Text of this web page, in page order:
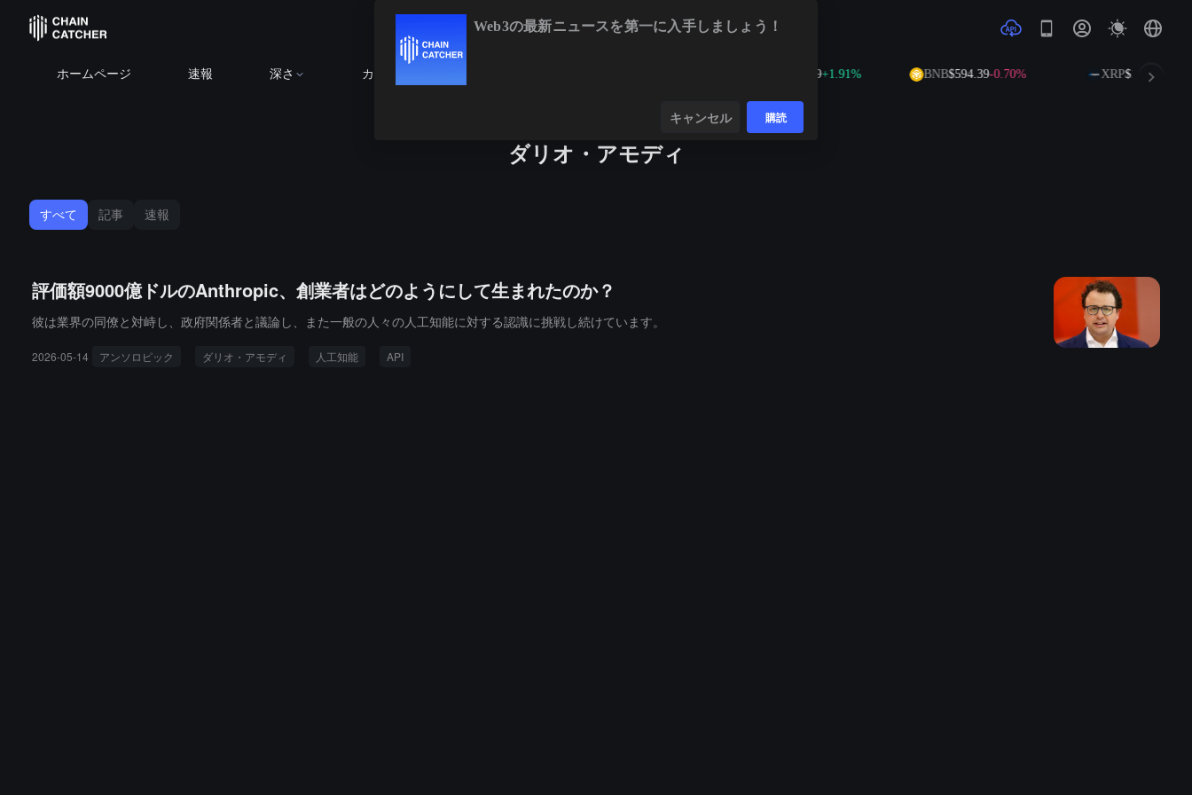
ホームページ 速報 深さ カレンダー +1.91% BNB$594.39-0.70% XRP$1.04 -1.73%
ダリオ・アモディ
すべて 記事 速報
評価額9000億ドルのAnthropic、創業者はどのようにして生まれたのか？
彼は業界の同僚と対峙し、政府関係者と議論し、また一般の人々の人工知能に対する認識に挑戦し続けています。
2026-05-14 アンソロピック ダリオ・アモディ 人工知能 API
Web3の最新ニュースを第一に入手しましょう！
キャンセル 購読